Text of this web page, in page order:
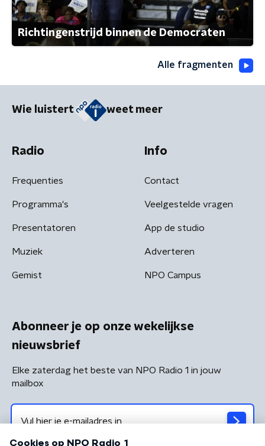
Richtingenstrijd binnen de Democraten
Alle fragmenten
Wie luistert weet meer
Radio
Frequenties
Programma's
Presentatoren
Muziek
Gemist
Info
Contact
Veelgestelde vragen
App de studio
Adverteren
NPO Campus
Abonneer je op onze wekelijkse
nieuwsbrief
Elke zaterdag het beste van NPO Radio 1 in jouw
mailbox